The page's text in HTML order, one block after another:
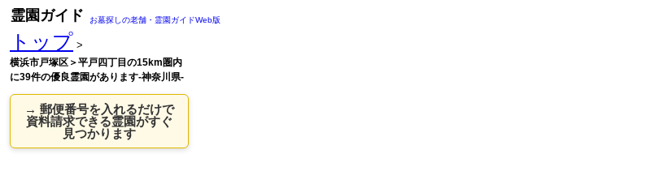
霊園ガイド お墓探しの老舗・霊園ガイドWeb版
トップ >
横浜市戸塚区＞平戸四丁目の15km圏内
に39件の優良霊園があります-神奈川県-
→ 郵便番号を入れるだけで
資料請求できる霊園がすぐ
見つかります